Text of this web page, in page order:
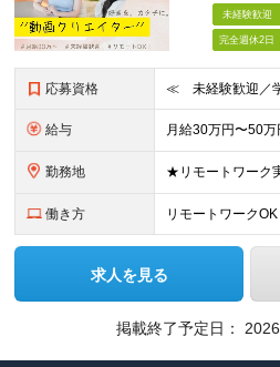
未経験歓迎
完全週休2日
応募資格
給与
勤務地
働き方 リモートワークOK
求人を見る
掲載終了予定日：